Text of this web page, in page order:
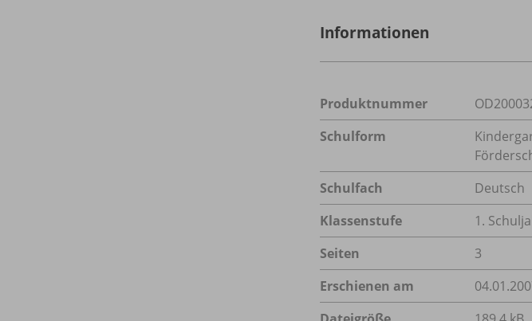
Informationen
Produktnummer
Schulform
Schulfach
Deutsch
Klassenstufe
1.
Seiten
3
Erschienen am